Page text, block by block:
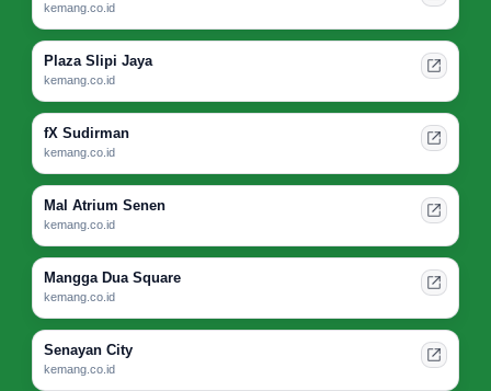
kemang.co.id
Plaza Slipi Jaya
kemang.co.id
fX Sudirman
kemang.co.id
Mal Atrium Senen
kemang.co.id
Mangga Dua Square
kemang.co.id
Senayan City
kemang.co.id